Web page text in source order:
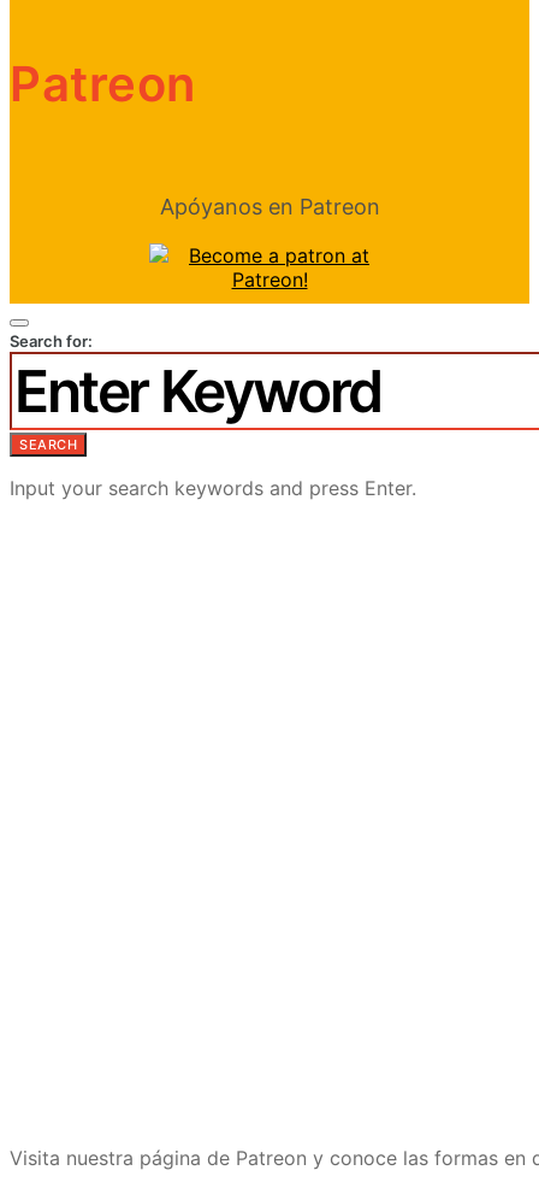
Patreon
Apóyanos en Patreon
Search for:
SEARCH
Input your search keywords and press Enter.
Visita nuestra página de Patreon y conoce las formas en